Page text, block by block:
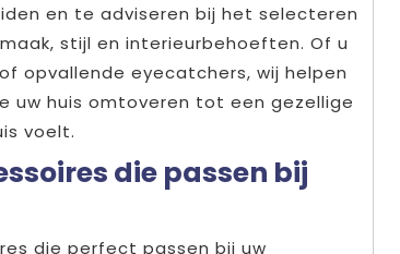
en te adviseren bij het selecteren
stijl en interieurbehoeften. Of u
opvallende eyecatchers, wij helpen
uw huis omtoveren tot een gezellige
voelt.
die passen bij
die perfect passen bij uw